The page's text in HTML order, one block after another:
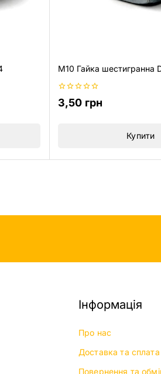
M10 Гайка шестигранна
0
з
3,50 грн
Купити
Інформація
Про нас
Доставка та сплата
Повернення та